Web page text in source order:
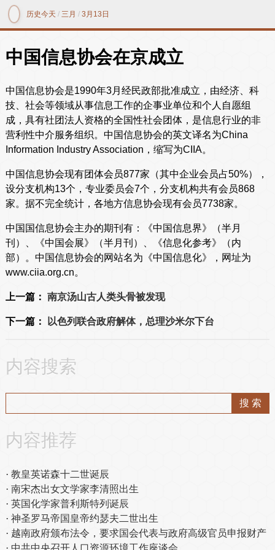
历史今天 /三月 /3月13日
中国信息协会在京成立
中国信息协会是1990年3月经民政部批准成立，由经济、科
技、社会等领域从事信息工作的企事业单位和个人自愿组
成，具有社团法人资格的全国性社会团体，是信息行业的非
营利性中介服务组织。中国信息协会的英文译名为China
Information Industry Association，缩写为CIIA。
中国信息协会现有团体会员877家（其中企业会员占50%），
设分支机构13个，专业委员会7个，分支机构共有会员868
家。据不完全统计，各地方信息协会现有会员7738家。
中国国信息协会主办的期刊有：《中国信息界》（半月
刊）、《中国会展》（半月刊）、《信息化参考》（内
部）。中国信息协会的网站名为《中国信息化》，网址为
www.ciia.org.cn。
上一篇： 南京汤山古人类头骨被发现
下一篇： 以色列联合政府解体，总理沙米尔下台
内容搜索
内容推荐
教皇英诺森十二世诞辰
南宋杰出女文学家李清照出生
英国化学家普利斯特列诞辰
神圣罗马帝国皇帝约瑟夫二世出生
越南政府颁布法令，要求国会代表与政府高级官员申报财产
中共中央召开人口资源环境工作座谈会